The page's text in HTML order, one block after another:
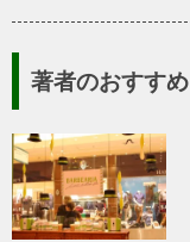
著者のおすすめ